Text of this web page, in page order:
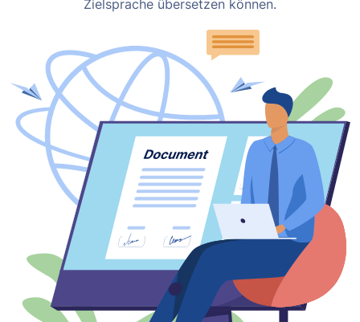
Zielsprache übersetzen können.